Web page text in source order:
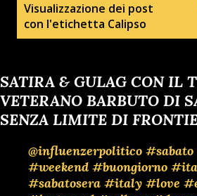
t
Visualizzazione dei post
con l'etichetta Calipso
SATIRA & GULAG CON IL
VETERANO BARBUTO DI
SENZA LIMITE DI
@influenzerpolitico #sabato
#weekend #buongiorno
#sabatosera #italy #love